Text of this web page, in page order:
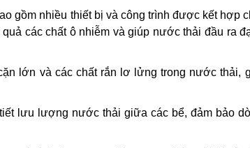
gồm nhiều thiết bị và công trình được kết hợp
các chất ô nhiễm và giúp nước thải đầu ra
lớn và các chất rắn lơ lửng trong nước thải,
lưu lượng nước thải giữa các bể, đảm bảo